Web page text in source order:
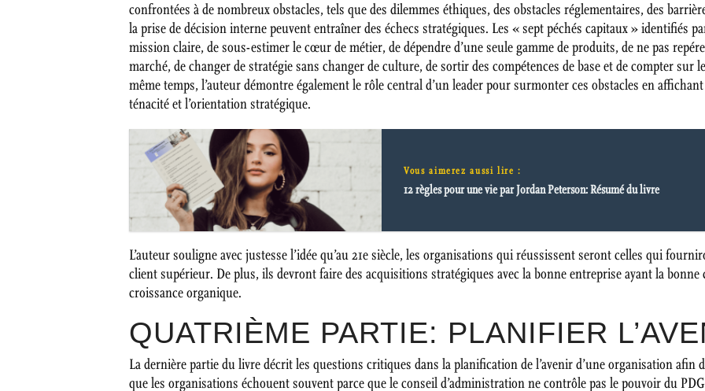
confrontées à de nombreux obstacles, tels que des dilemmes éthiques, des obstacles réglementaires, des
la prise de décision interne peuvent entraîner des échecs stratégiques. Les « sept péchés capitaux » identifiés
mission claire, de sous-estimer le cœur de métier, de dépendre d’une seule gamme de produits, de ne pas
marché, de changer de stratégie sans changer de culture, de sortir des compétences de base et de compter sur
même temps, l’auteur démontre également le rôle central d’un leader pour surmonter ces obstacles en
ténacité et l’orientation stratégique.
Vous aimerez aussi lire :
12 règles pour une vie par Jordan Peterson: Résumé du livre
L’auteur souligne avec justesse l’idée qu’au 21e siècle, les organisations qui réussissent seront celles qui
client supérieur. De plus, ils devront faire des acquisitions stratégiques avec la bonne entreprise ayant la
croissance organique.
QUATRIÈME PARTIE: PLANIFIER
La dernière partie du livre décrit les questions critiques dans la planification de l’avenir d’une organisation afin
que les organisations échouent souvent parce que le conseil d’administration ne contrôle pas le pouvoir du